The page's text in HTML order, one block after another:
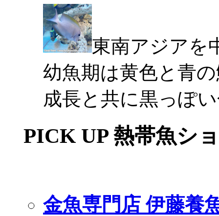
東南アジアを
幼魚期は黄色と青
成長と共に黒っぽ
PICK UP 熱帯魚シ
金魚専門店 伊藤養